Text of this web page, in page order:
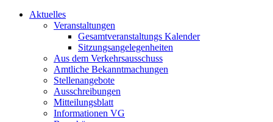
Aktuelles
Veranstaltungen
Gesamtveranstaltungs Kalender
Sitzungsangelegenheiten
Aus dem Verkehrsausschuss
Amtliche Bekanntmachungen
Stellenangebote
Ausschreibungen
Mitteilungsblatt
Informationen VG